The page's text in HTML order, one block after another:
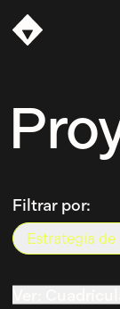
Filtrar por:
Estrategia de
Estrategia de